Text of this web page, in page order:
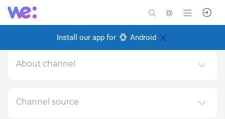
Install our app for Android
About channel
Created: 24 August 2024
Channel source